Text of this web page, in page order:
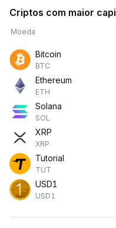
Criptos com maior
Moeda
Bitcoin
BTC
Ethereum
ETH
Solana
SOL
XRP
XRP
Tutorial
TUT
USD1
USD1